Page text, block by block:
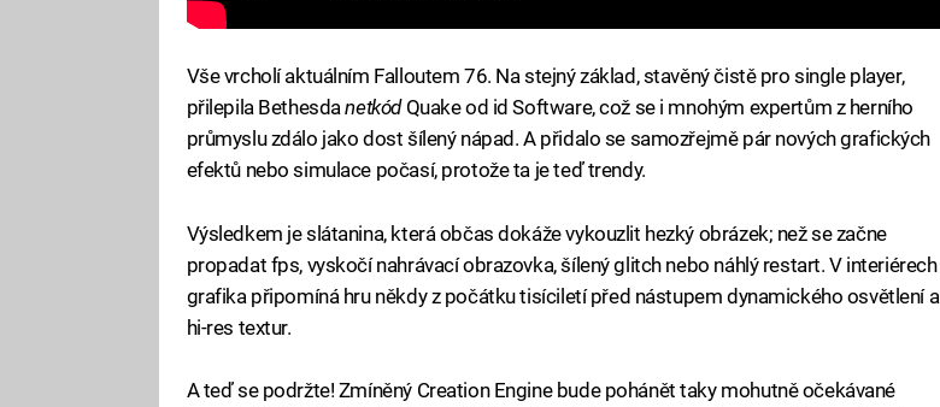
Vše vrcholí aktuálním Falloutem 76. Na stejný základ, stavěný čistě pro single player,
přilepila BethesdanetkódQuake od id Software, což se i mnohým expertům z herního
průmyslu zdálo jako dost šílený nápad. A přidalo se samozřejmě pár nových grafických
efektů nebo simulace počasí, protože ta je teď trendy.
Výsledkem je slátanina, která občas dokáže vykouzlit hezký obrázek; než se začne
propadat fps, vyskočí nahrávací obrazovka, šílený glitch nebo náhlý restart. V interiérech
grafika připomíná hru někdy z počátku tisíciletí před nástupem dynamického osvětlení a
hi-res textur.
A teď se podržte! Zmíněný Creation Engine bude pohánět taky mohutně očekávané